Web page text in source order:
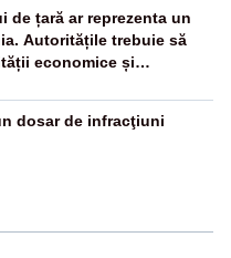
de țară ar reprezenta un
Autoritățile trebuie să
economice și
dosar de infracţiuni